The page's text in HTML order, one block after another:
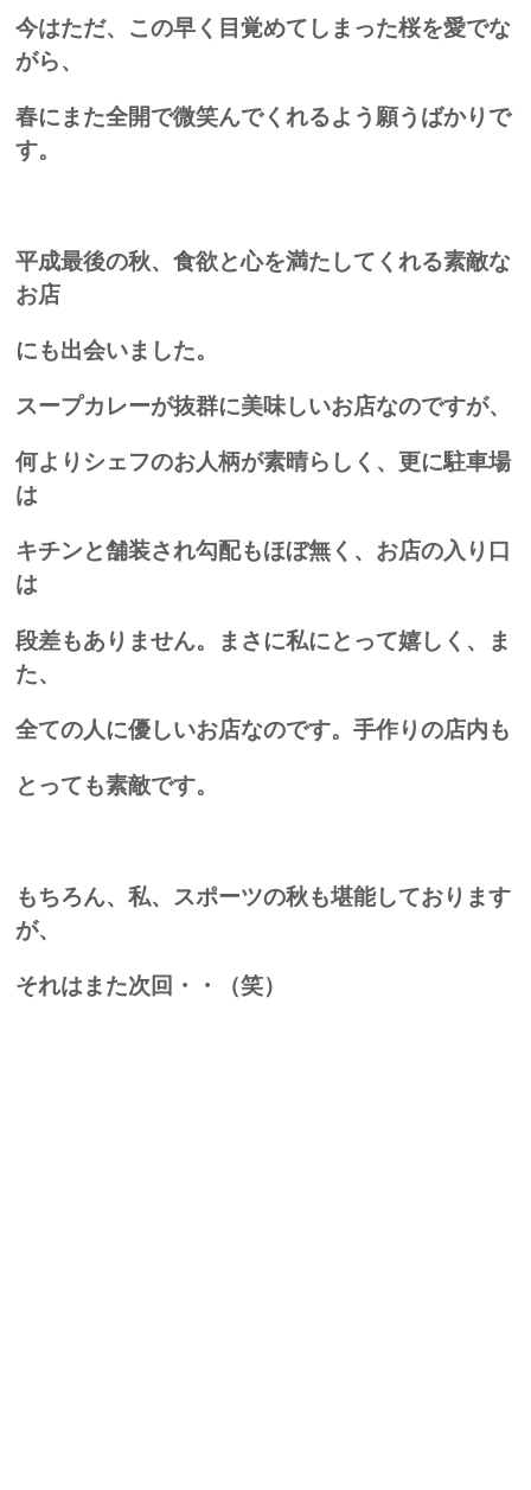
今はただ、この早く目覚めてしまった桜を愛でな
がら、
春にまた全開で微笑んでくれるよう願うばかりで
す。
平成最後の秋、食欲と心を満たしてくれる素敵な
お店
にも出会いました。
スープカレーが抜群に美味しいお店なのですが、
何よりシェフのお人柄が素晴らしく、更に駐車場
は
キチンと舗装され勾配もほぼ無く、お店の入り口
は
段差もありません。まさに私にとって嬉しく、ま
た、
全ての人に優しいお店なのです。手作りの店内も
とっても素敵です。
もちろん、私、スポーツの秋も堪能しております
が、
それはまた次回・・（笑）